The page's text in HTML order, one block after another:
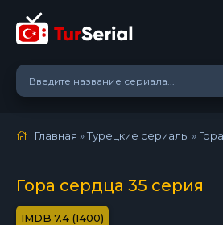
Главная »Турецкие сериалы »
Гора сердца 35 серия
7.4 (1400)